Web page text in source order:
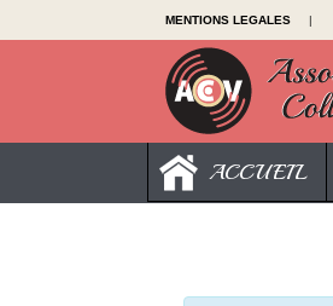
MENTIONS LEGALES |
ACCUEIL